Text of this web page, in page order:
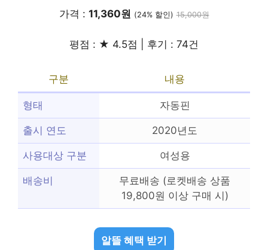
가격 : 11,360원 (24% 할인) 15,000원
평점 : ★ 4.5점 | 후기 : 74건
구분 내용
형태 자동핀
출시 연도 2020년도
사용대상 구분 여성용
배송비
무료배송 (로켓배송 상품
19,800원 이상 구매 시)
알뜰 혜택 받기